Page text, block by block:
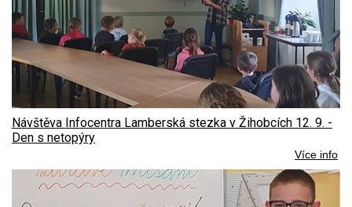
Návštěva Infocentra Lamberská stezka v Žihobcích 12. 9. -
Den s netopýry
Více info